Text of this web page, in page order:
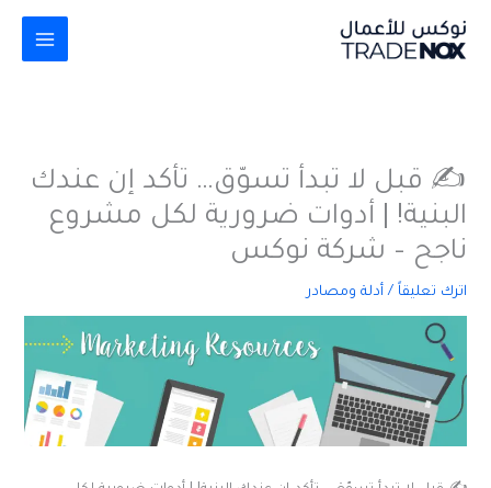
المحتوى
✍️ قبل لا تبدأ تسوّق… تأكد إن عندك
البنية! | أدوات ضرورية لكل مشروع
ناجح – شركة نوكس
اترك تعليقاً / أدلة ومصادر